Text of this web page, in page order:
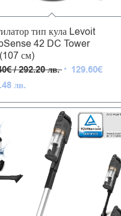
тип кула Levoit
42 DC Tower
см)
€/ 292.20 лв.Original
149.40€
/
292.20 лв..
129.60€
лв.
е:
129.60€
253.48 лв..